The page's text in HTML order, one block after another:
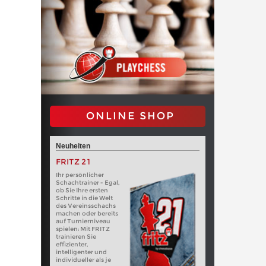
ONLINE SHOP
Neuheiten
FRITZ 21
Ihr persönlicher
Schachtrainer - Egal,
ob Sie Ihre ersten
Schritte in die Welt
des Vereinsschachs
machen oder bereits
auf Turnierniveau
spielen: Mit FRITZ
trainieren Sie
effizienter,
intelligenter und
individueller als je